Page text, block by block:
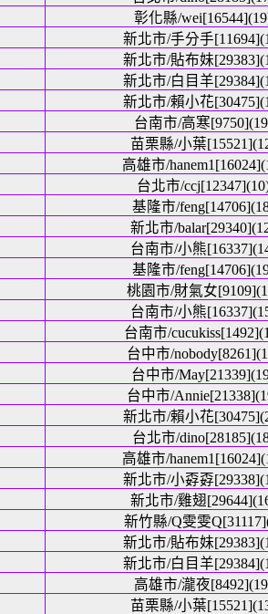
彰化縣/
新北市/手分手
新北市/貼布妹
新北市/白目羊
新北市/賴小花
台南市/高寒
苗栗縣/小葉
高雄市/
台北市/
基隆市/
新北市/
台南市/小熊
基隆市/
桃園市/財氣女
台南市/小熊
台南市/
台中市/
台中市/
台中市/
新北市/賴小花
台北市/
高雄市/
新北市/小孬孬
新北市/雞翅
新竹縣/Q雯雯
新北市/貼布妹
新北市/白目羊
高雄市/瀧夜
苗栗縣/小葉